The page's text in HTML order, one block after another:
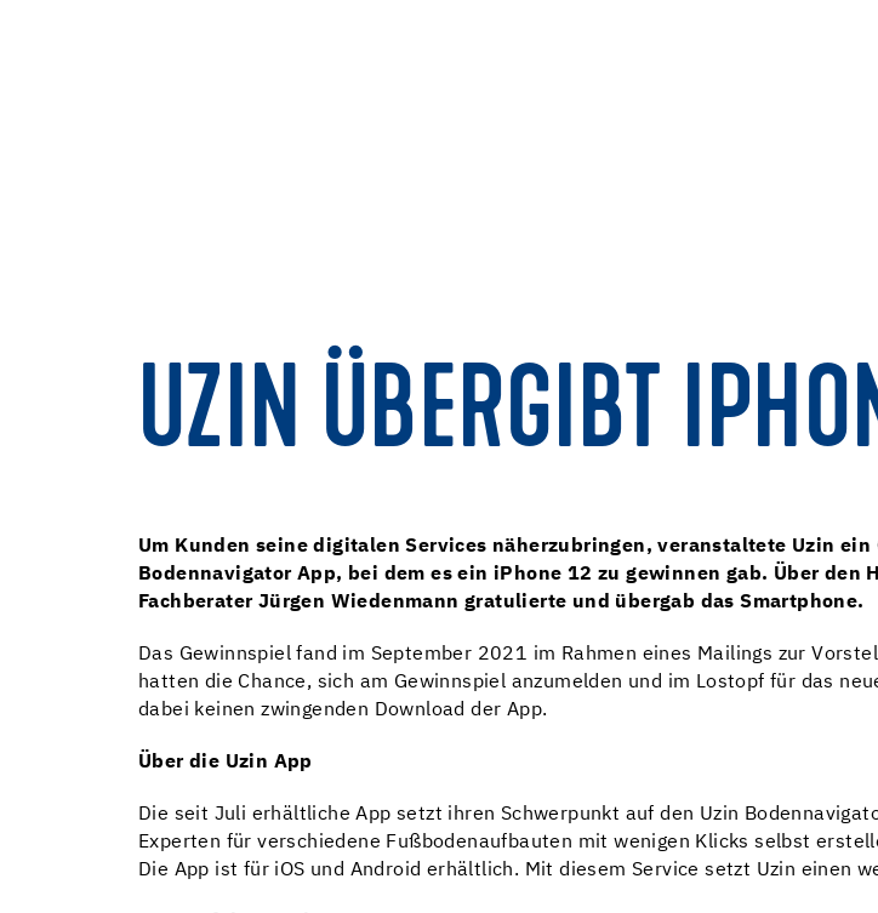
UZIN ÜBERGIBT
Um Kunden seine digitalen Services näherzubringen, veranstaltete Uzin
Bodennavigator App, bei dem es ein iPhone 12 zu gewinnen gab. Über
Fachberater Jürgen Wiedenmann gratulierte und übergab das Smartphone.
Das Gewinnspiel fand im September 2021 im Rahmen eines Mailings zur
hatten die Chance, sich am Gewinnspiel anzumelden und im Lostopf für das
dabei keinen zwingenden Download der App.
Über die Uzin App
Die seit Juli erhältliche App setzt ihren Schwerpunkt auf den Uzin
Experten für verschiedene Fußbodenaufbauten mit wenigen Klicks selbst
Die App ist für iOS und Android erhältlich. Mit diesem Service setzt Uzin einen